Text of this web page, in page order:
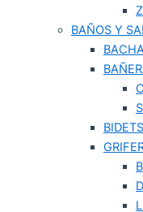
BAÑOS Y
BIDETS